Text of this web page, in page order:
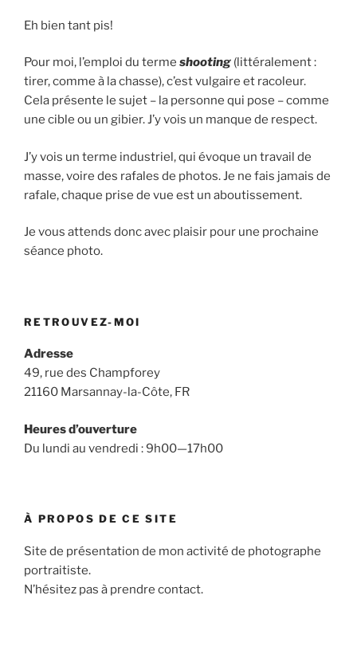
Eh bien tant pis!
Pour moi, l’emploi du terme shooting (littéralement :
tirer, comme à la chasse), c’est vulgaire et racoleur.
Cela présente le sujet – la personne qui pose – comme
une cible ou un gibier. J’y vois un manque de respect.
J’y vois un terme industriel, qui évoque un travail de
masse, voire des rafales de photos. Je ne fais jamais de
rafale, chaque prise de vue est un aboutissement.
Je vous attends donc avec plaisir pour une prochaine
séance photo.
RETROUVEZ-MOI
Adresse
49, rue des Champforey
21160 Marsannay-la-Côte, FR
Heures d’ouverture
Du lundi au vendredi : 9h00—17h00
À PROPOS DE CE SITE
Site de présentation de mon activité de photographe
portraitiste.
N’hésitez pas à prendre contact.